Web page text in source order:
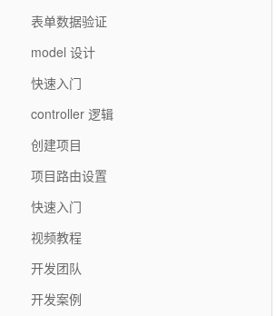
表单数据验证
model 设计
快速入门
controller 逻辑
创建项目
项目路由设置
快速入门
视频教程
开发团队
开发案例